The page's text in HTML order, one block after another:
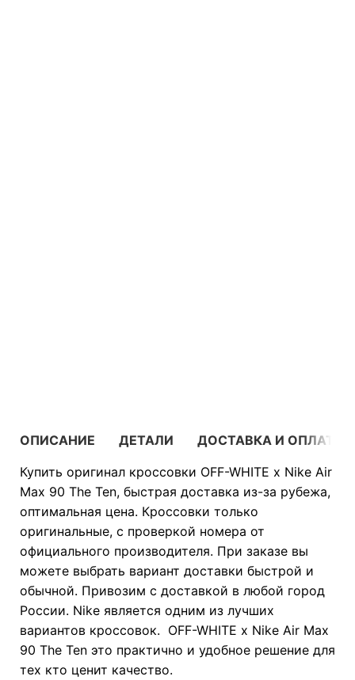
ОПИСАНИЕ ДЕТАЛИ
ДОСТАВКА И ОПЛАТА
Купить оригинал кроссовки OFF-WHITE x Nike Air
Max 90 The Ten, быстрая доставка из-за рубежа,
оптимальная цена. Кроссовки только
оригинальные, с проверкой номера от
официального производителя. При заказе вы
можете выбрать вариант доставки быстрой и
обычной. Привозим с доставкой в любой город
России. Nike является одним из лучших
вариантов кроссовок. OFF-WHITE x Nike Air Max
90 The Ten это практично и удобное решение для
тех кто ценит качество.